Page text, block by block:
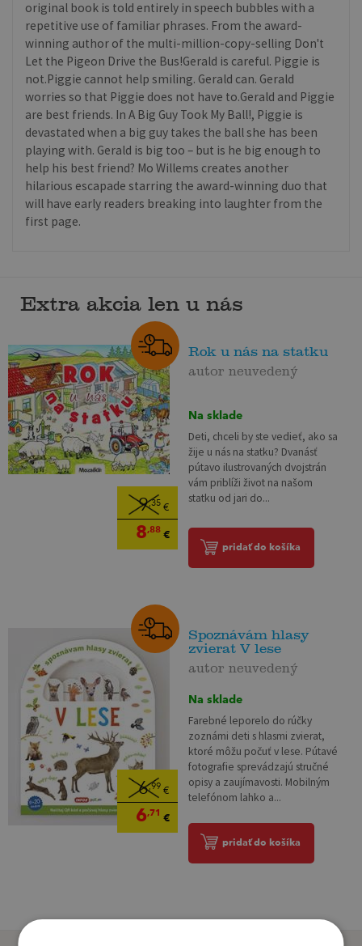
original book is told entirely in speech bubbles with a
repetitive use of familiar phrases. From the award-
winning author of the multi-million-copy-selling Don't
Let the Pigeon Drive the Bus!Gerald is careful. Piggie is
not.Piggie cannot help smiling. Gerald can. Gerald
worries so that Piggie does not have to.Gerald and Piggie
are best friends. In A Big Guy Took My Ball!, Piggie is
devastated when a big guy takes the ball she has been
playing with. Gerald is big too – but is he big enough to
help his best friend? Mo Willems creates another
hilarious escapade starring the award-winning duo that
will have early readers breaking into laughter from the
first page.
Extra akcia len u nás
9,35€
8,88€
Rok u nás na statku
autor neuvedený
Na sklade
Deti, chceli by ste vedieť, ako sa
žije u nás na statku? Dvanásť
pútavo ilustrovaných dvojstrán
vám priblíži život na našom
statku od jari do...
pridať do košíka
6,99 €
6,71 €
Spoznávám hlasy
zvierat V lese
autor neuvedený
Na sklade
Farebné leporelo do rúčky
zoznámi deti s hlasmi zvierat,
ktoré môžu počuť v lese. Pútavé
fotografie sprevádzajú stručné
opisy a zaujímavosti. Mobilným
telefónom lahko a...
pridať do košíka